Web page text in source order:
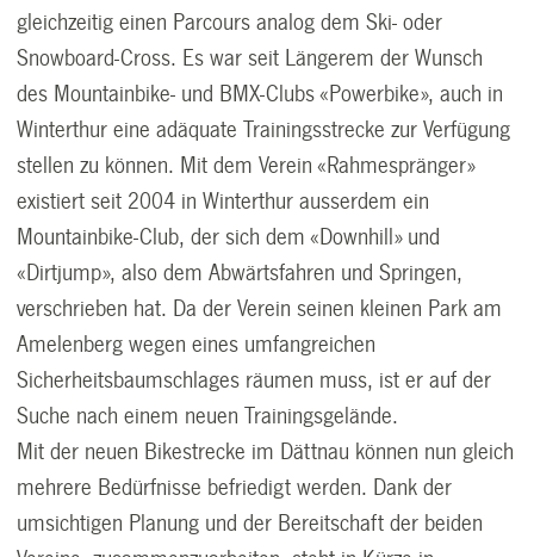
gleichzeitig einen Parcours analog dem Ski- oder
Snowboard-Cross. Es war seit Längerem der Wunsch
des Mountainbike- und BMX-Clubs «Powerbike», auch in
Winterthur eine adäquate Trainingsstrecke zur Verfügung
stellen zu können. Mit dem Verein «Rahmespränger»
existiert seit 2004 in Winterthur ausserdem ein
Mountainbike-Club, der sich dem «Downhill» und
«Dirtjump», also dem Abwärtsfahren und Springen,
verschrieben hat. Da der Verein seinen kleinen Park am
Amelenberg wegen eines umfangreichen
Sicherheitsbaumschlages räumen muss, ist er auf der
Suche nach einem neuen Trainingsgelände.
Mit der neuen Bikestrecke im Dättnau können nun gleich
mehrere Bedürfnisse befriedigt werden. Dank der
umsichtigen Planung und der Bereitschaft der beiden